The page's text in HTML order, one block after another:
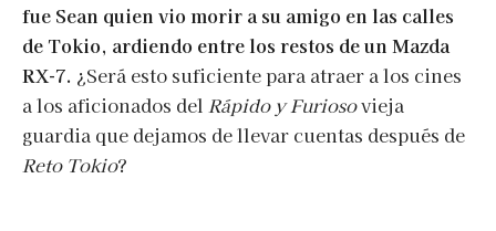
fue Sean quien vio morir a su amigo en las calles
de Tokio, ardiendo entre los restos de un Mazda
RX-7. ¿Será esto suficiente para atraer a los cines
a los aficionados del Rápido y Furiosovieja
guardia que dejamos de llevar cuentas después de
Reto Tokio?